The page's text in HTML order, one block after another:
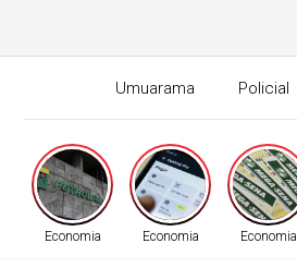
Umuarama Policial
Economia Economia Economia